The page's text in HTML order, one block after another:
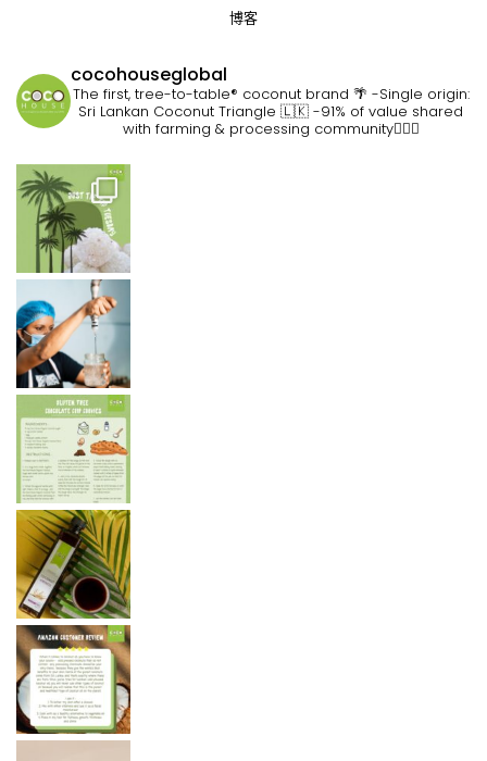
博客
cocohouseglobal
The first, tree-to-table® coconut brand 🌴 -Single origin:
Sri Lankan Coconut Triangle 🇱🇰 -91% of value shared
with farming & processing community👷🏽‍♀️